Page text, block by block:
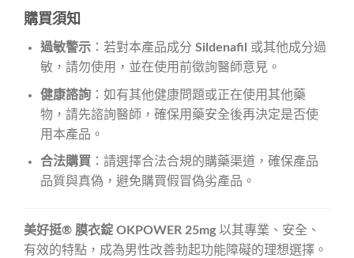
購買須知
過敏警示：若對本產品成分 Sildenafil
或其他成分過
敏，請勿使用，並在使用前徵詢醫師意見。
健康諮詢：如有其他健康問題或正在使用其他藥
物，請先諮詢醫師，確保用藥安全後再決定是否使
用本產品。
合法購買 ：請選擇合法合規的購藥渠道，確保產品
品質與真偽，避免購買假冒偽劣產品。
美好挺® 膜衣錠 OKPOWER 25mg以其專業、安全、
有效的特點，成為男性改善勃起功能障礙的理想選擇。